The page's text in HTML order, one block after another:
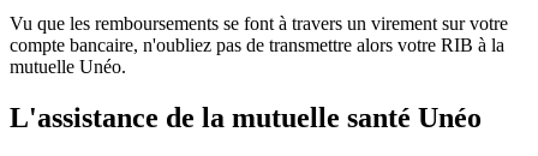
Vu que les remboursements se font à travers un virement sur votre
compte bancaire, n'oubliez pas de transmettre alors votre RIB à la
mutuelle Unéo.
L'assistance de la mutuelle santé Unéo